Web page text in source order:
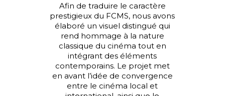
Afin de traduire le caractère
prestigieux du FCMS, nous avons
élaboré un visuel distingué qui
rend hommage à la nature
classique du cinéma tout en
intégrant des éléments
contemporains. Le projet met
en avant l’idée de convergence
entre le cinéma local et